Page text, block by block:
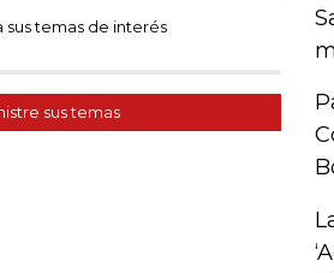
sus temas de interés
sus temas